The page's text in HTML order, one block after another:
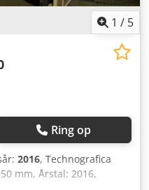
1 / 5
Ring op
2016, Technografica
mm, Årstal: 2016,